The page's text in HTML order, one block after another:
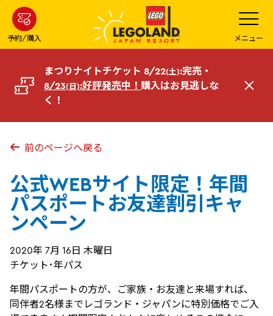
ン
コ
へ
予約/購入
メ
ニ
ュ
ー
を
開
メニュー
まつりナイトチケット 8/22(土):完売・
8/23(日):好評発売中！ 購入はお見逃しな
く！
閉
前のページへ戻る
公式WEBサイト限定！年間
パスポートお友達割引キャ
ンペーン
2020年 7月 16日 木曜日
チケット･年パス
年間パスポートの方が、ご家族・お友達と来場すれば、
同伴者2名様までレゴランド・ジャパンに特別価格でご入